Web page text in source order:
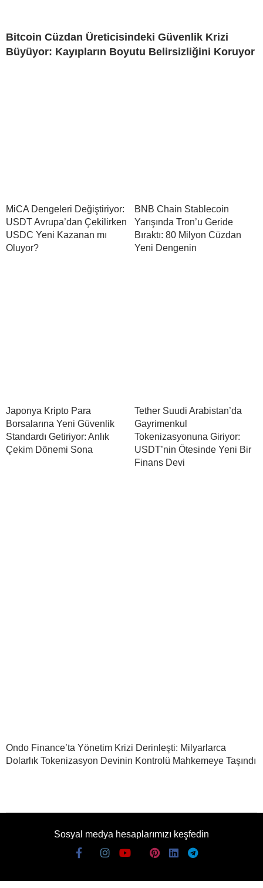
Bitcoin Cüzdan Üreticisindeki Güvenlik Krizi
Büyüyor: Kayıpların Boyutu Belirsizliğini Koruyor
MiCA Dengeleri Değiştiriyor:
USDT Avrupa’dan Çekilirken
USDC Yeni Kazanan mı
Oluyor?
BNB Chain Stablecoin
Yarışında Tron’u Geride
Bıraktı: 80 Milyon Cüzdan
Yeni Dengenin
Japonya Kripto Para
Borsalarına Yeni Güvenlik
Standardı Getiriyor: Anlık
Çekim Dönemi Sona
Tether Suudi Arabistan’da
Gayrimenkul
Tokenizasyonuna Giriyor:
USDT’nin Ötesinde Yeni Bir
Finans Devi
Ondo Finance’ta Yönetim Krizi Derinleşti: Milyarlarca
Dolarlık Tokenizasyon Devinin Kontrolü Mahkemeye Taşındı
Sosyal medya hesaplarımızı keşfedin